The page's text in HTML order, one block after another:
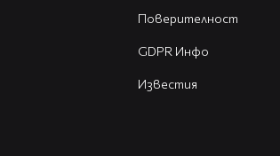
Поверителност
GDPR Инфо
Известия